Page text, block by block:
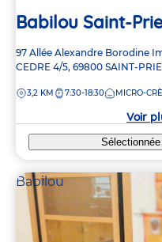
Babilou Saint-
Adresse
de
crèche
97 Allée Alexandre Borodine
CEDRE 4/5, 69800 SAINT-
DISTANCE
3,2 KM 7:30-18:30 MICRO-
Voir
Sélectionnée
Babilou